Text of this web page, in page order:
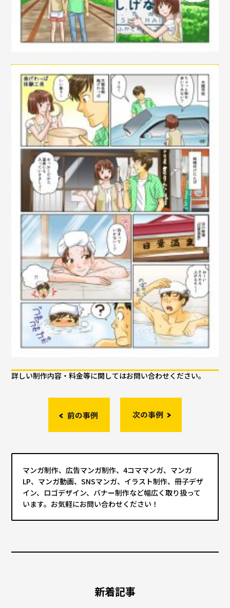
詳しい制作内容・料金等に関してはお問い合わせください。
マンガ制作、広告マンガ制作、4コママンガ、マンガ
LP、マンガ動画、SNSマンガ、イラスト制作、冊子デザ
イン、ロゴデザイン、バナー制作など幅広く取り扱って
います。お気軽にお問い合わせください！
新着記事